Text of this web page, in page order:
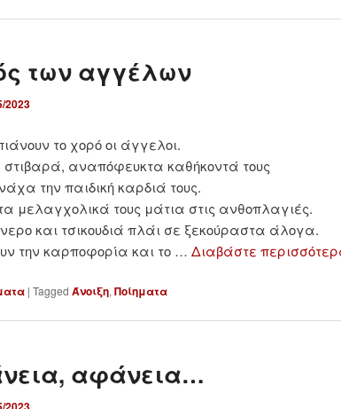
των αγγέλων
2023
το χορό οι άγγελοι.
αναπόφευκτα καθήκοντά τους
την παιδική καρδιά τους.
μελαγχολικά τους μάτια στις ανθοπλαγιές.
και τσικουδιά πλάι σε ξεκούραστα άλογα.
την καρποφορία και το … Διαβάστε
| Tagged Άνοιξη, Ποίηματα
αφάνεια…